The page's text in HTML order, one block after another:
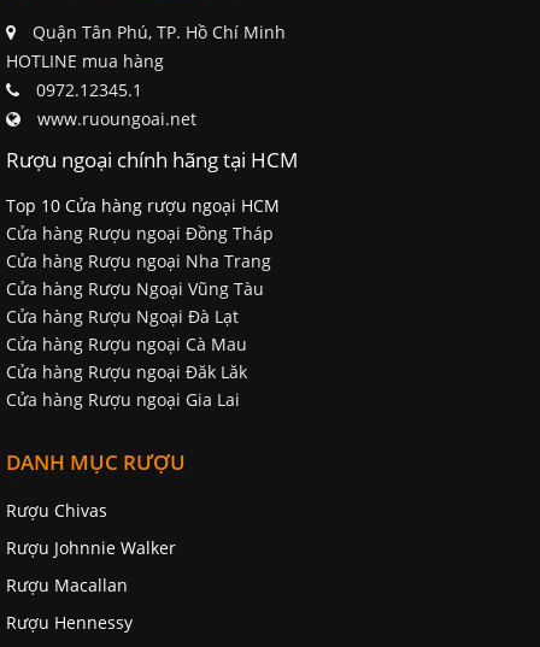
Quận Tân Phú, TP. Hồ Chí Minh
HOTLINE mua hàng
0972.12345.1
www.ruoungoai.net
Rượu ngoại chính hãng tại HCM
Top 10 Cửa hàng rượu ngoại HCM
Cửa hàng Rượu ngoại Đồng Tháp
Cửa hàng Rượu ngoại Nha Trang
Cửa hàng Rượu Ngoại Vũng Tàu
Cửa hàng Rượu Ngoại Đà Lạt
Cửa hàng Rượu ngoại Cà Mau
Cửa hàng Rượu ngoại Đăk Lăk
Cửa hàng Rượu ngoại Gia Lai
DANH MỤC RƯỢU
Rượu Chivas
Rượu Johnnie Walker
Rượu Macallan
Rượu Hennessy